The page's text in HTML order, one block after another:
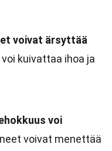
voivat ärsyttää
kuivattaa ihoa ja
voi
voivat menettää